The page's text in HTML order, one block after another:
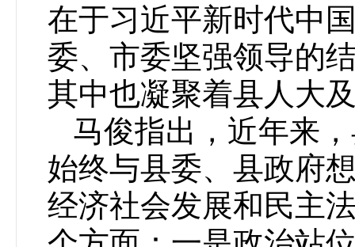
在于习近平新时代中
委、市委坚强领导的
其中也凝聚着县人大
马俊指出，近年来
始终与县委、县政府
经济社会发展和民主